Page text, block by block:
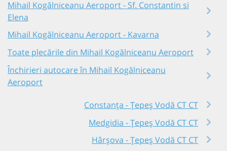
Mihail Kogălniceanu Aeroport - Sf. Constantin si
Elena
Mihail Kogălniceanu Aeroport - Kavarna
Toate plecările din Mihail Kogălniceanu Aeroport
Închirieri autocare în Mihail Kogălniceanu
Aeroport
Constanța - Țepeș Vodă CT CT
Medgidia - Țepeș Vodă CT CT
Hârșova - Țepeș Vodă CT CT